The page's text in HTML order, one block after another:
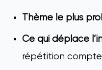
Thème le plus
Ce qui déplace
répétition